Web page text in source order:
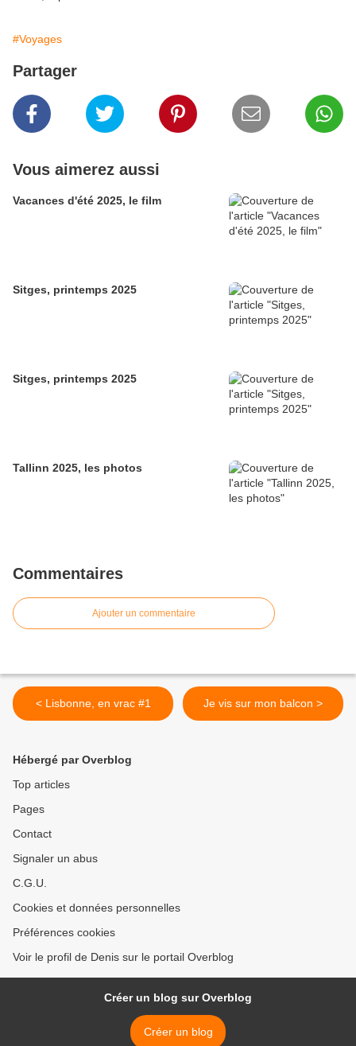
#Voyages
Partager
Vous aimerez aussi
Vacances d'été 2025, le film
Sitges, printemps 2025
Sitges, printemps 2025
Tallinn 2025, les photos
Commentaires
Ajouter un commentaire
< Lisbonne, en vrac #1 Je vis sur mon balcon >
Hébergé par Overblog
Top articles
Pages
Contact
Signaler un abus
C.G.U.
Cookies et données personnelles
Préférences cookies
Voir le profil de Denis sur le portail Overblog
Créer un blog sur Overblog
Créer un blog